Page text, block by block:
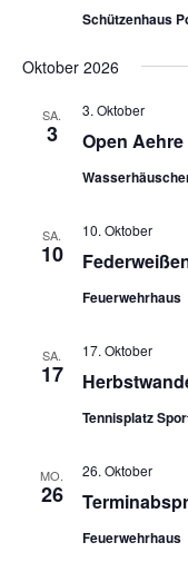
Schützenhaus
Oktober 2026
SA.
3 Open Aehre
3. Oktober
SA.
10
10. Oktober
Feuerwehrhaus
SA.
17
17. Oktober
Tennisplatz
MO.
26
26. Oktober
Feuerwehrhaus